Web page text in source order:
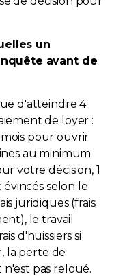
un
avant de
d'atteindre 4
de loyer :
pour ouvrir
au minimum
votre décision, 1
selon le
juridiques (frais
le travail
d'huissiers si
la perte de
pas reloué.